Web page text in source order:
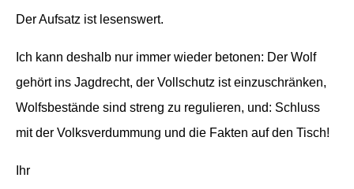
Der Aufsatz ist lesenswert.
Ich kann deshalb nur immer wieder betonen: Der Wolf
gehört ins Jagdrecht, der Vollschutz ist einzuschränken,
Wolfsbestände sind streng zu regulieren, und: Schluss
mit der Volksverdummung und die Fakten auf den Tisch!
Ihr